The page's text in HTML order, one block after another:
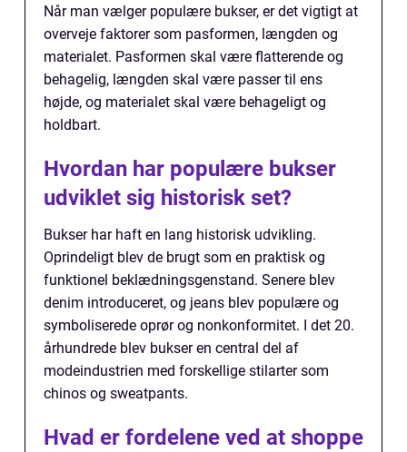
Når man vælger populære bukser, er det vigtigt at
overveje faktorer som pasformen, længden og
materialet. Pasformen skal være flatterende og
behagelig, længden skal være passer til ens
højde, og materialet skal være behageligt og
holdbart.
Hvordan har populære bukser
udviklet sig historisk set?
Bukser har haft en lang historisk udvikling.
Oprindeligt blev de brugt som en praktisk og
funktionel beklædningsgenstand. Senere blev
denim introduceret, og jeans blev populære og
symboliserede oprør og nonkonformitet. I det 20.
århundrede blev bukser en central del af
modeindustrien med forskellige stilarter som
chinos og sweatpants.
Hvad er fordelene ved at shoppe